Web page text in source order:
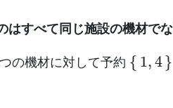
はすべて同じ施設の機材で
の機材に対して予約
{1 , }